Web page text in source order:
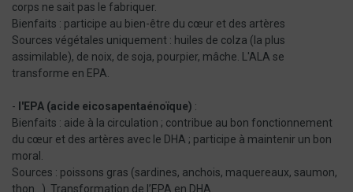
corps ne sait pas le fabriquer.
Bienfaits : participe au bien-être du cœur et des artères
Sources végétales uniquement : huiles de colza (la plus
assimilable), de noix, de soja, pourpier, mâche. L'ALA se
transforme en EPA.
- l'EPA (acide eicosapentaénoïque) :
Bienfaits : aide à la circulation ; contribue au bon fonctionnement
du cœur et des artères avec le DHA ; participe à maintenir un bon
moral.
Sources : poissons gras (sardines, anchois, maquereaux, saumon,
thon…). Transformation de l’EPA en DHA.